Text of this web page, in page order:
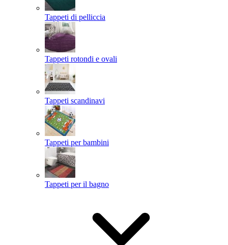
Tappeti di pelliccia
Tappeti rotondi e ovali
Tappeti scandinavi
Tappeti per bambini
Tappeti per il bagno